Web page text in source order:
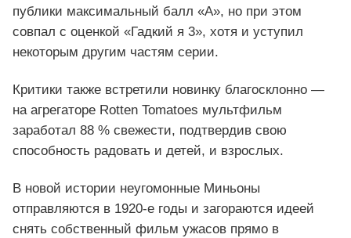
публики максимальный балл «А», но при этом
совпал с оценкой «Гадкий я 3», хотя и уступил
некоторым другим частям серии.
Критики также встретили новинку благосклонно —
на агрегаторе Rotten Tomatoes мультфильм
заработал 88 % свежести, подтвердив свою
способность радовать и детей, и взрослых.
В новой истории неугомонные Миньоны
отправляются в 1920‑е годы и загораются идеей
снять собственный фильм ужасов прямо в